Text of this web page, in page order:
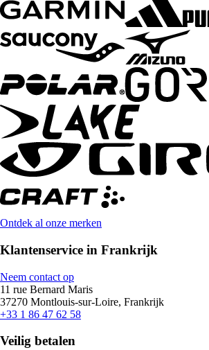
Ontdek al onze merken
Klantenservice in Frankrijk
Neem contact op
11 rue Bernard Maris
37270 Montlouis-sur-Loire, Frankrijk
+33 1 86 47 62 58
Veilig betalen